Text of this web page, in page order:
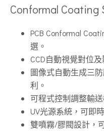
Conformal Coating
PCB Conformal
選。
CCD自動視覺對位
圖像式自動生成三
利。
可程式控制調整輸
UV光源系統，可即
雙噴霧/膠閥設計，